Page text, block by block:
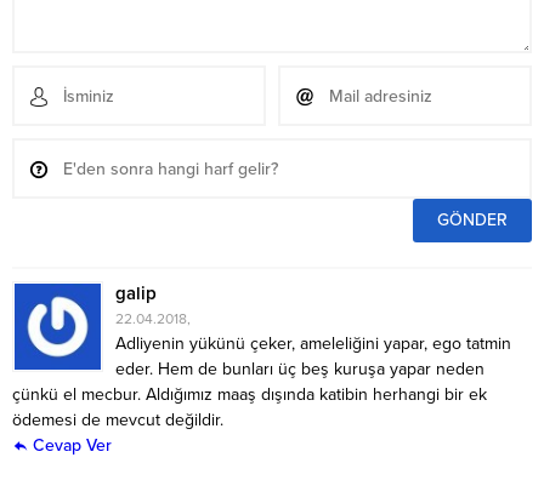
galip
22.04.2018,
Adliyenin yükünü çeker, ameleliğini yapar, ego tatmin
eder. Hem de bunları üç beş kuruşa yapar neden
çünkü el mecbur. Aldığımız maaş dışında katibin herhangi bir ek
ödemesi de mevcut değildir.
Cevap Ver